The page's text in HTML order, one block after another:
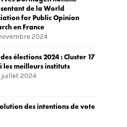
de la World
for Public Opinion
en France
2024
élections 2024 : Cluster 17
les meilleurs instituts
juillet 2024
des intentions de vote